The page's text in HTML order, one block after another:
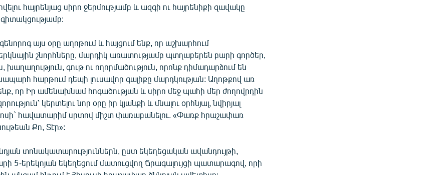
հայրենյաց սիրո ջերմությամբ և ազգի ու հայրենիքի զավակը
գիտակցությամբ:
այս օրը աղոթում և հայցում ենք, որ աշխարհում
շնորհները, մարդիկ առատությամբ պտղաբերեն բարի գործեր,
խաղաղություն, գութ ու ողորմածություն, որոնք դիմադարձում են
հարթում դեպի լուսավոր գալիքը մարդկության: Աղոթքով առ
որ Իր ամենախնամ հոգածության և սիրո մեջ պահի մեր ժողովրդին
կերտելու նոր օրը իր կյանքի և մնալու օրհնյալ, նվիրյալ
հավատարիմ սրտով միշտ փառաբանելու. «Փառք հրաշափառ
Քո, Տէր»:
տոնակատարություններն, ըստ եկեղեցական ավանդույթի,
5-երեկոյան եկեղեցում մատուցվող Ճրագալույցի պատարագով, որի